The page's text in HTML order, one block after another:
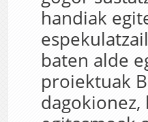
handiak
baten alde
proiektuak